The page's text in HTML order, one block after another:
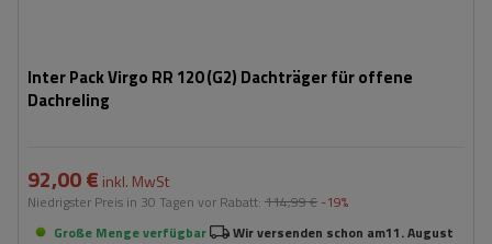
Inter Pack Virgo RR 120 (G2) Dachträger für offene
Dachreling
92,00 € inkl. MwSt
Niedrigster Preis in 30 Tagen vor Rabatt: 114,99 € -19%
Große Menge verfügbar
Wir versenden schon am11. August